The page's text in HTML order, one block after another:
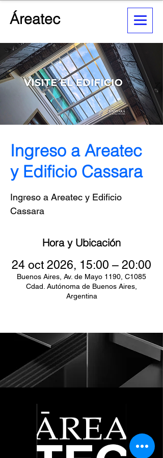
Áreatec
Ingreso a Areatec
y Edificio Cassara
Ingreso a Areatec y Edificio
Cassara
Hora y Ubicación
24 oct 2026, 15:00 – 20:00
Buenos Aires, Av. de Mayo 1190, C1085
Cdad. Autónoma de Buenos Aires,
Argentina